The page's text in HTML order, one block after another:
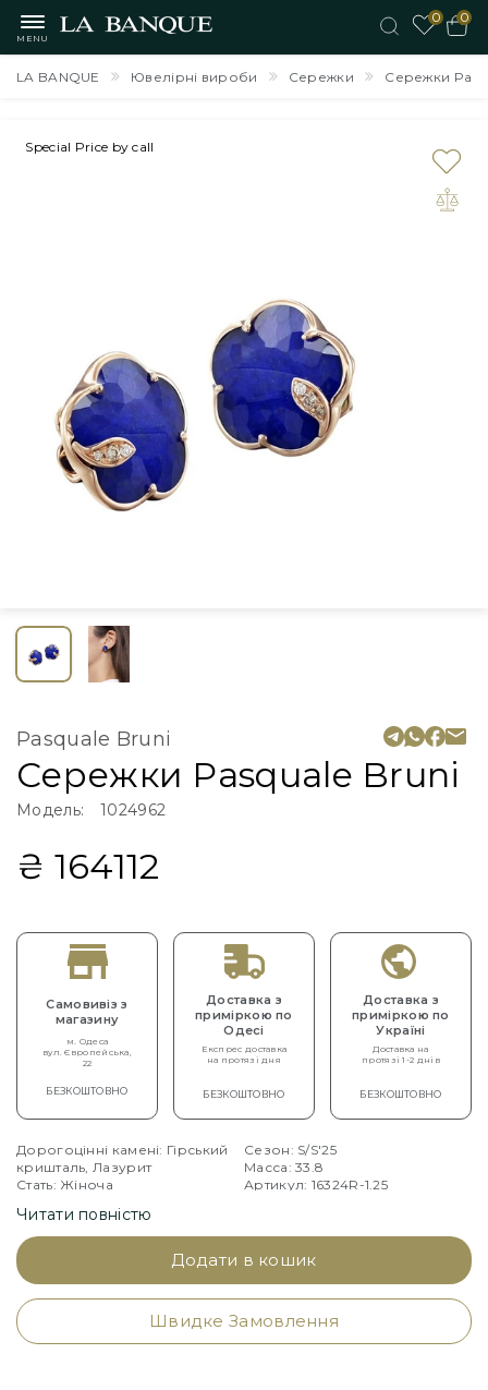
MENU
0
0
LA BANQUE Ювелірні вироби Сережки Сережки
Special Price by call
Pasquale Bruni
Сережки Pasquale Bruni
Модель: 1024962
₴ 164112
Самовивіз з
магазину
м. Одеса
вул. Європейська,
22
БЕЗКОШТОВНО
Доставка з
приміркою по
Одесі
Експрес доставка
на протязі дня
БЕЗКОШТОВНО
Доставка з
приміркою по
Україні
Доставка на
протязі 1-2 днів
БЕЗКОШТОВНО
Дорогоцінні камені: Гірський
кришталь, Лазурит
Стать: Жіноча
Сезон: S/S'25
Масса: 33.8
Артикул: 16324R-1.25
Читати повністю
Додати в кошик
Швидке Замовлення